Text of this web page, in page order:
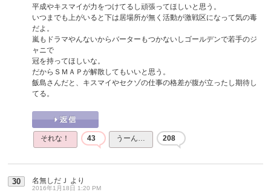
平成やキスマイが力をつけてるし頑張ってほしいと思う。
いつまでも上がいると下は居場所が無く活動が激戦区になって気の毒
だよ。
嵐もドラマやんないからバーターもつかないしゴールデンで若手のジ
ャニで
冠を持ってほしいな。
だからＳＭＡＰが解散してもいいと思う。
飯島さんだと、キスマイやセクゾの仕事の格差が腹が立ったし期待し
てる。
それな！ 43 うーん… 208
30 名無しだＪ より
2016年1月18日 1:20 PM